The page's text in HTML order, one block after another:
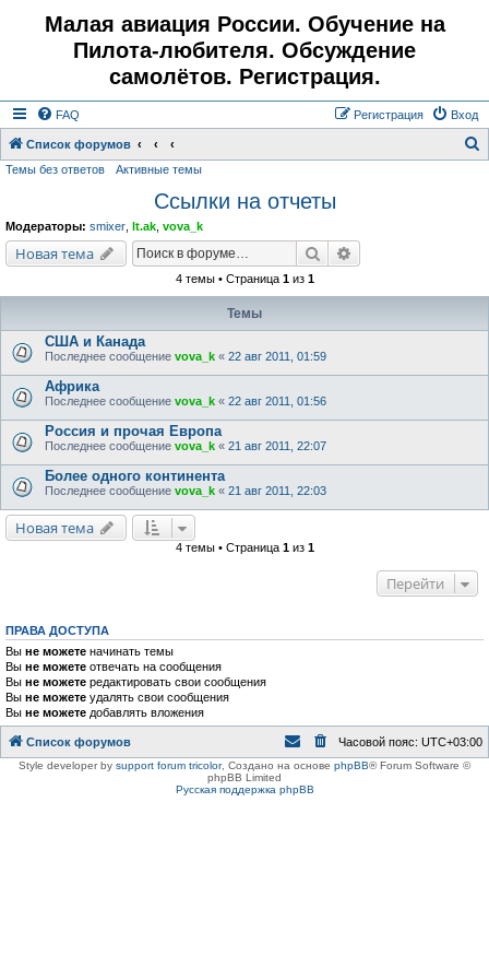
Малая авиация России. Обучение на
Пилота-любителя. Обсуждение
самолётов. Регистрация.
FAQ Вход
Регистрация
Список форумов
Темы без ответов Активные темы
Ссылки на отчеты
Модераторы: smixer lt.ak vova_k
Новая тема Поиск
4 темы • Страница 1из 1
Темы
США и Канада
Последнее сообщение vova_k « 22 авг 2011, 01:59
Африка
Последнее сообщение vova_k « 22 авг 2011, 01:56
Россия и прочая Европа
Последнее сообщение vova_k « 21 авг 2011, 22:07
Более одного континента
Последнее сообщение vova_k « 21 авг 2011, 22:03
Новая тема
4 темы • Страница 1из 1
Перейти
ПРАВА ДОСТУПА
Вы не можете начинать темы
Вы не можете отвечать на сообщения
Вы не можете редактировать свои сообщения
Вы не можете удалять свои сообщения
Вы не можете добавлять вложения
Список форумов Часовой пояс: UTC+03:00
Style developer by support forum tricolor, Создано на основе phpBB® Forum Software ©
phpBB Limited
Русская поддержка phpBB